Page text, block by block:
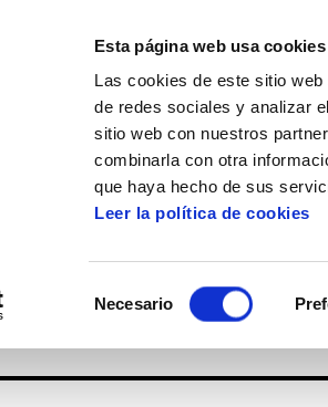
Esta página web usa cookies
Las cookies de este sitio
de redes sociales y analizar
sitio web con nuestros
combinarla con otra
que haya hecho de sus
Leer la política de cookies
Necesario
Centro de documentación ELA